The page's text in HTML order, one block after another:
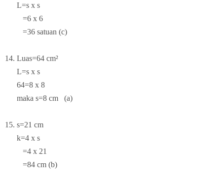
L=s x s
=6 x 6
=36 satuan (c)
14. Luas=64 cm²
L=s x s
64=8 x 8
maka s=8 cm (a)
15. s=21 cm
k=4 x s
=4 x 21
=84 cm (b)